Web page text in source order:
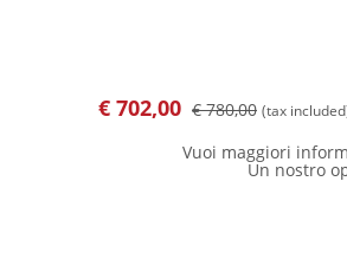
€ 702,00 € 780,00 (tax
Vuoi maggiori
Un nostro